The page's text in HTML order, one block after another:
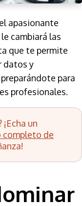
apasionante
cambiará las
que te permite
datos y
para
profesionales.
un
completo de